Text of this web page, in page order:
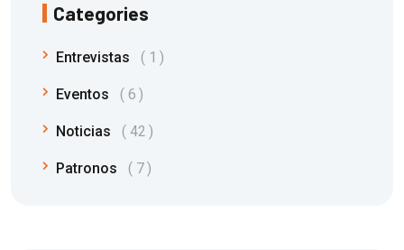
Categories
Entrevistas 1
Eventos 6
Noticias 42
Patronos 7